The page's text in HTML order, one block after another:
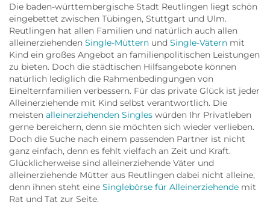
Die baden-württembergische Stadt Reutlingen liegt schön
eingebettet zwischen Tübingen, Stuttgart und Ulm.
Reutlingen hat allen Familien und natürlich auch allen
alleinerziehenden Single-Müttern und Single-Vätern mit
Kind ein großes Angebot an familienpolitischen Leistungen
zu bieten. Doch die städtischen Hilfsangebote können
natürlich lediglich die Rahmenbedingungen von
Einelternfamilien verbessern. Für das private Glück ist jeder
Alleinerziehende mit Kind selbst verantwortlich. Die
meisten alleinerziehenden Singles würden Ihr Privatleben
gerne bereichern, denn sie möchten sich wieder verlieben.
Doch die Suche nach einem passenden Partner ist nicht
ganz einfach, denn es fehlt vielfach an Zeit und Kraft.
Glücklicherweise sind alleinerziehende Väter und
alleinerziehende Mütter aus Reutlingen dabei nicht alleine,
denn ihnen steht eine Singlebörse für Alleinerziehende mit
Rat und Tat zur Seite.